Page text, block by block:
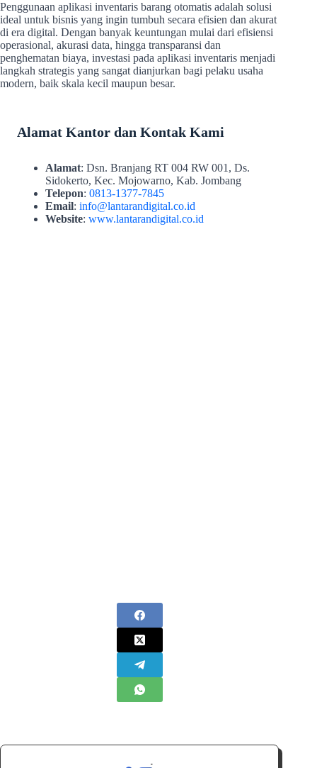
Penggunaan aplikasi inventaris barang otomatis adalah solusi
ideal untuk bisnis yang ingin tumbuh secara efisien dan akurat
di era digital. Dengan banyak keuntungan mulai dari efisiensi
operasional, akurasi data, hingga transparansi dan
penghematan biaya, investasi pada aplikasi inventaris menjadi
langkah strategis yang sangat dianjurkan bagi pelaku usaha
modern, baik skala kecil maupun besar.
Alamat Kantor dan Kontak Kami
Alamat: Dsn. Branjang RT 004 RW 001, Ds.
Sidokerto, Kec. Mojowarno, Kab. Jombang
Telepon: 0813-1377-7845
Email: info@lantarandigital.co.id
Website: www.lantarandigital.co.id